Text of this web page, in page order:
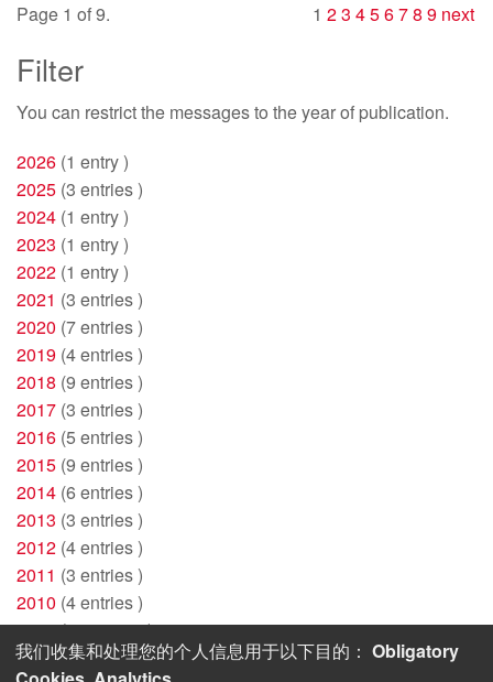
Page 1 of 9. 1 23 45678 9 next
Filter
You can restrictthe messages to the year of publication.
2026 (1 entry )
2025 (3 entries )
2024 (1 entry )
2023 (1 entry )
2022 (1 entry )
2021 (3 entries )
2020 (7 entries )
2019 (4 entries )
2018 (9 entries )
2017 (3 entries )
2016 (5 entries )
2015 (9 entries )
2014 (6 entries )
2013 (3 entries )
2012 (4 entries )
2011 (3 entries )
2010 (4 entries )
2009(13 entries )
2008(2 entries )
我们收集和处理您的个人信息用于以下目的： Obligatory